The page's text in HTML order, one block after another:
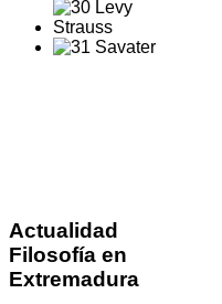
Actualidad
Filosofía en
Extremadura